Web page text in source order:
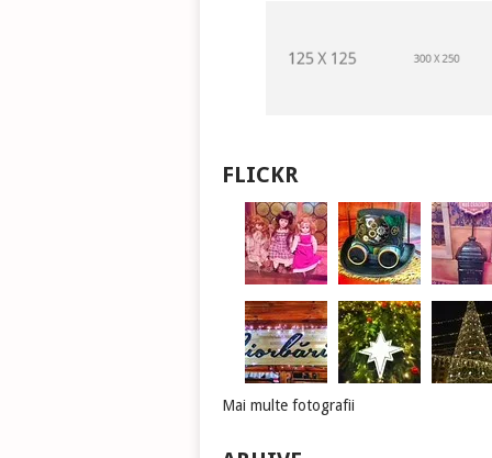
FLICKR
Mai multe fotografii